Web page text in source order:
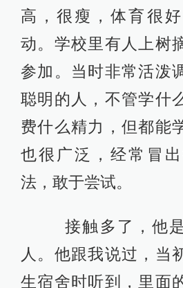
高，很瘦，体育很
动。学校里有人上树
参加。当时非常活泼
聪明的人，不管学什
费什么精力，但都能
也很广泛，经常冒
法，敢于尝试。
接触多了，他是
人。他跟我说过，当
生宿舍时听到，里面